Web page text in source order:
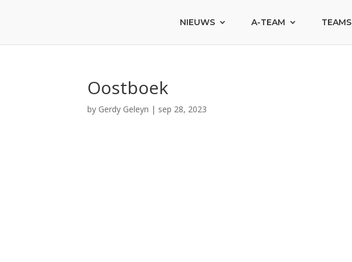
NIEUWS A-TEAM TEAMS
Oostboek
by Gerdy Geleyn | sep 28, 2023